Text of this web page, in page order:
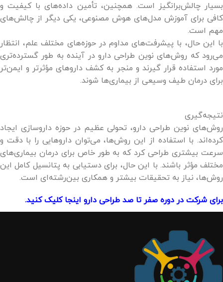
بسیار چالش‌برانگیز است. همچنین، تأمین داده‌های با کیفیت و
کافی برای آموزش مدل‌های هوش مصنوعی، یکی دیگر از چالش‌های
مهم است.
با این حال، با پیشرفت‌های مداوم در حوزه‌های مختلف علم، انتظار
می‌رود که روش‌های نوین طراحی دارو در آینده به طور گسترده‌تری
مورد استفاده قرار گیرند و منجر به کشف داروهای مؤثرتر و ایمن‌تر
برای درمان طیف وسیعی از بیماری‌ها شوند.
نتیجه‌گیری
روش‌های نوین طراحی دارو، تحولی عظیم در حوزه داروسازی ایجاد
کرده‌اند. با استفاده از این روش‌ها، می‌توان داروهایی را با دقت و
سرعت بیشتری طراحی کرد که به طور خاص برای درمان بیماری‌های
مختلف مؤثر باشند. با این حال، برای دستیابی به پتانسیل کامل این
روش‌ها، نیاز به تحقیقات بیشتر و همکاری بین‌رشته‌ای است.
برای شرکت در دوره صفر تا صد طراحی دارو اینجا کلیک کنید.